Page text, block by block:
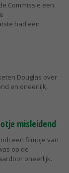
Commissie een
had een
Douglas over
en oneerlijk,
misleidend
een filmpje van
op de
oneerlijk.